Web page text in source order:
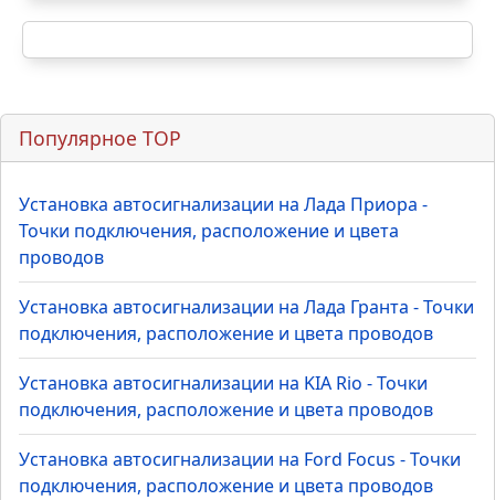
Популярное TOP
Установка автосигнализации на Лада Приора -
Точки подключения, расположение и цвета
проводов
Установка автосигнализации на Лада Гранта - Точки
подключения, расположение и цвета проводов
Установка автосигнализации на KIA Rio - Точки
подключения, расположение и цвета проводов
Установка автосигнализации на Ford Focus - Точки
подключения, расположение и цвета проводов